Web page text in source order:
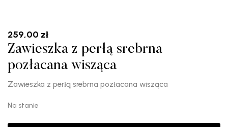
259,00 zł
Zawieszka z perłą srebrna
pozłacana wisząca
Zawieszka z perłą srebrna pozłacana wisząca
Na stanie